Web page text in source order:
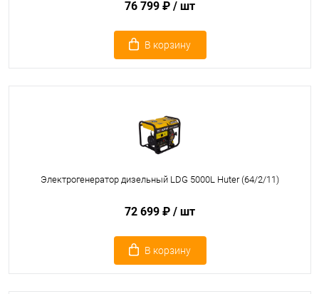
76 799 ₽ / шт
В корзину
Электрогенератор дизельный LDG 5000L Huter (64/2/11)
72 699 ₽ / шт
В корзину